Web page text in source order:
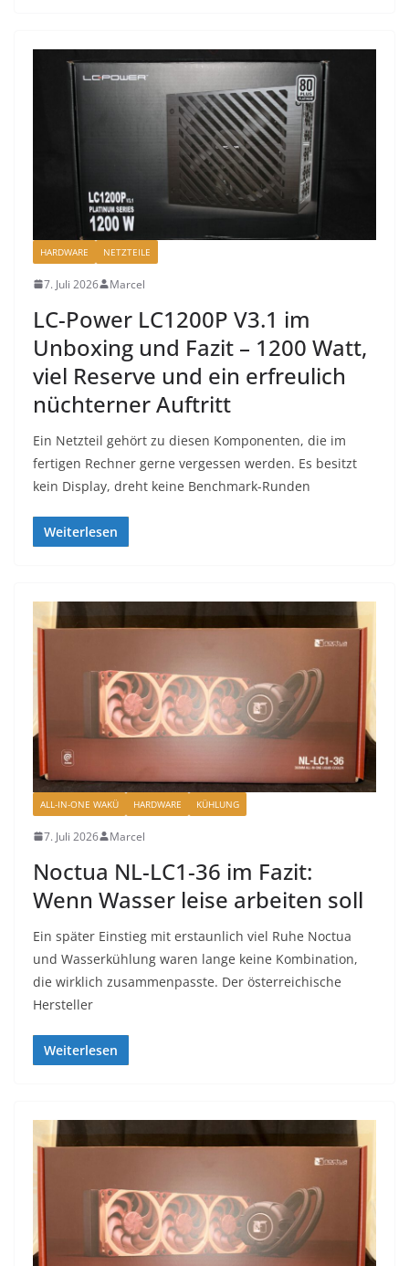
HARDWARE NETZTEILE
7. Juli 2026 Marcel
LC-Power LC1200P V3.1 im
Unboxing und Fazit – 1200 Watt,
viel Reserve und ein erfreulich
nüchterner Auftritt
Ein Netzteil gehört zu diesen Komponenten, die im
fertigen Rechner gerne vergessen werden. Es besitzt
kein Display, dreht keine Benchmark-Runden
Weiterlesen
ALL-IN-ONE WAKÜ HARDWARE KÜHLUNG
7. Juli 2026 Marcel
Noctua NL-LC1-36 im Fazit:
Wenn Wasser leise arbeiten soll
Ein später Einstieg mit erstaunlich viel Ruhe Noctua
und Wasserkühlung waren lange keine Kombination,
die wirklich zusammenpasste. Der österreichische
Hersteller
Weiterlesen